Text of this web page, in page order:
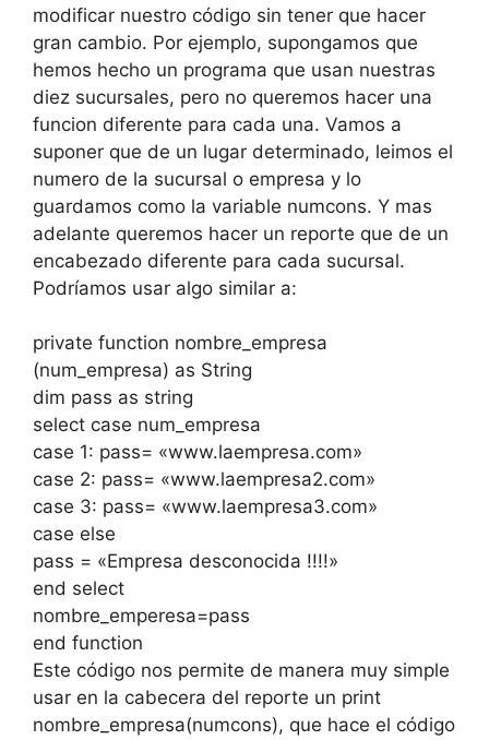
modificar nuestro código sin tener que hacer
gran cambio. Por ejemplo, supongamos que
hemos hecho un programa que usan nuestras
diez sucursales, pero no queremos hacer una
funcion diferente para cada una. Vamos a
suponer que de un lugar determinado, leimos el
numero de la sucursal o empresa y lo
guardamos como la variable numcons. Y mas
adelante queremos hacer un reporte que de un
encabezado diferente para cada sucursal.
Podríamos usar algo similar a:
private function nombre_empresa
(num_empresa) as String
dim pass as string
select case num_empresa
case 1: pass= «www.laempresa.com»
case 2: pass= «www.laempresa2.com»
case 3: pass= «www.laempresa3.com»
case else
pass = «Empresa desconocida !!!!»
end select
nombre_emperesa=pass
end function
Este código nos permite de manera muy simple
usar en la cabecera del reporte un print
nombre_empresa(numcons), que hace el código